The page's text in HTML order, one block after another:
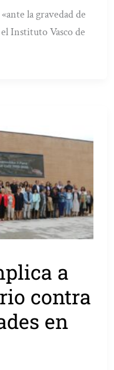
la gravedad de
Instituto Vasco de
a
contra
en